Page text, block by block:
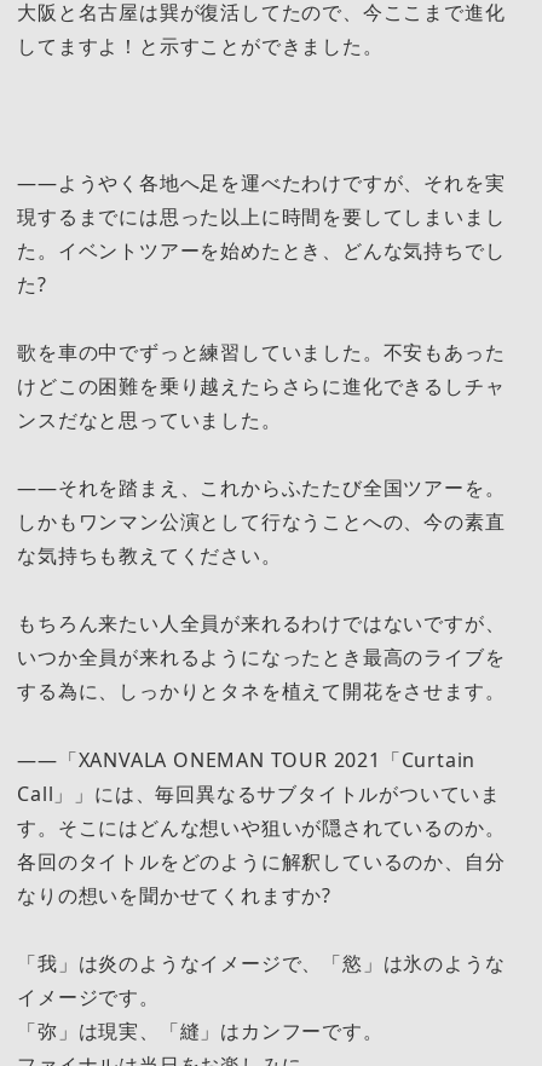
大阪と名古屋は巽が復活してたので、今ここまで進化
してますよ！と示すことができました。
――ようやく各地へ足を運べたわけですが、それを実
現するまでには思った以上に時間を要してしまいまし
た。イベントツアーを始めたとき、どんな気持ちでし
た?
歌を車の中でずっと練習していました。不安もあった
けどこの困難を乗り越えたらさらに進化できるしチャ
ンスだなと思っていました。
――それを踏まえ、これからふたたび全国ツアーを。
しかもワンマン公演として行なうことへの、今の素直
な気持ちも教えてください。
もちろん来たい人全員が来れるわけではないですが、
いつか全員が来れるようになったとき最高のライブを
する為に、しっかりとタネを植えて開花をさせます。
――「XANVALA ONEMAN TOUR 2021「Curtain
Call」」には、毎回異なるサブタイトルがついていま
す。そこにはどんな想いや狙いが隠されているのか。
各回のタイトルをどのように解釈しているのか、自分
なりの想いを聞かせてくれますか?
「我」は炎のようなイメージで、「慾」は氷のような
イメージです。
「弥」は現実、「縫」はカンフーです。